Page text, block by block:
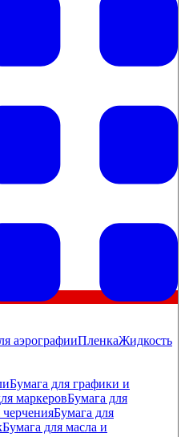
аэрографииПленкаЖидкость
Бумага для графики и
маркеровБумага для
Бумага для
Бумага для масла и